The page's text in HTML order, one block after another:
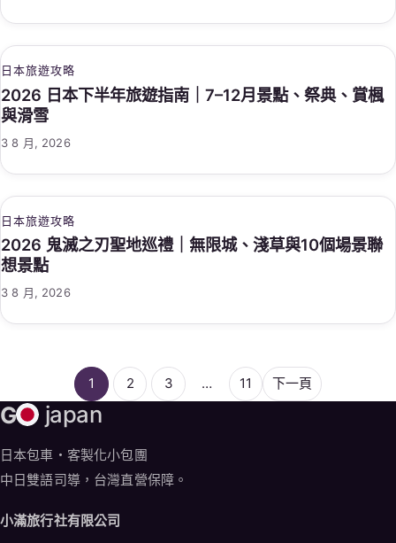
日本旅遊攻略
2026 日本下半年旅遊指南｜7–12月景點、祭典、賞楓
與滑雪
3 8 月, 2026
日本旅遊攻略
2026 鬼滅之刃聖地巡禮｜無限城、淺草與10個場景聯
想景點
3 8 月, 2026
1 2 3 … 11 下一頁
G japan
日本包車・客製化小包團
中日雙語司導，台灣直營保障。
小滿旅行社有限公司